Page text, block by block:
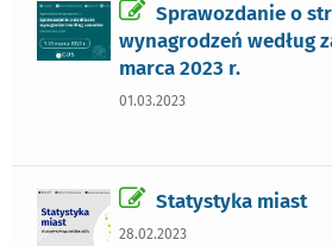
Sprawozdanie o
wynagrodzeń według
marca 2023 r.
01.03.2023
Statystyka miast
28.02.2023